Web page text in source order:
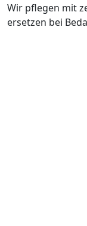
Wir pflegen mit
ersetzen bei